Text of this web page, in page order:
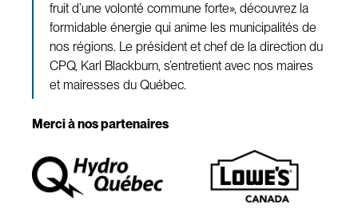
fruit d’une volonté commune forte», découvrez la
formidable énergie qui anime les municipalités de
nos régions. Le président et chef de la direction du
CPQ, Karl Blackburn, s’entretient avec nos maires
et mairesses du Québec.
Merci à nos partenaires